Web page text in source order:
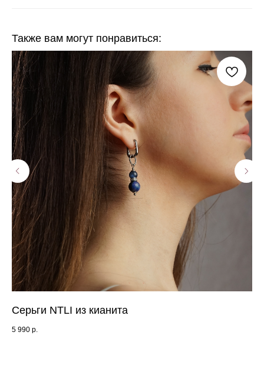
Также вам могут понравиться:
Серьги NTLI из кианита
5 990 р.